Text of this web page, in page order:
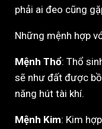
phải ai đeo cũng
Những mệnh hợp
Mệnh Thổ: Thổ
sẽ như đất được
năng hút tài khí.
Mệnh Kim: Kim